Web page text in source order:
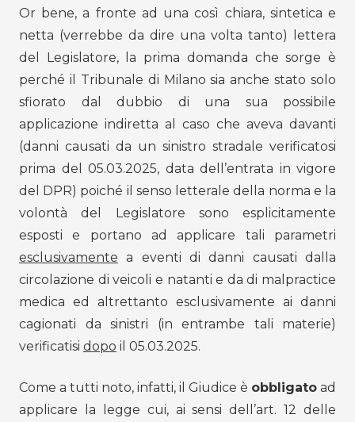
Or bene, a fronte ad una così chiara, sintetica e
netta (verrebbe da dire una volta tanto) lettera
del Legislatore, la prima domanda che sorge è
perché il Tribunale di Milano sia anche stato solo
sfiorato dal dubbio di una sua possibile
applicazione indiretta al caso che aveva davanti
(danni causati da un sinistro stradale verificatosi
prima del 05.03.2025, data dell’entrata in vigore
del DPR) poiché il senso letterale della norma e la
volontà del Legislatore sono esplicitamente
esposti e portano ad applicare tali parametri
esclusivamente a eventi di danni causati dalla
circolazione di veicoli e natanti e da di malpractice
medica ed altrettanto esclusivamente ai danni
cagionati da sinistri (in entrambe tali materie)
verificatisi dopo il 05.03.2025.
Come a tutti noto, infatti, il Giudice è obbligato ad
applicare la legge cui, ai sensi dell’art. 12 delle